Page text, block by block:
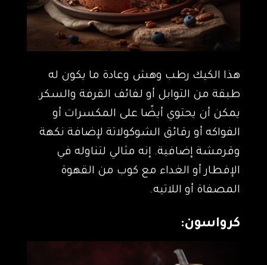
هذا الكيك رطب وهش وعادة ما يكون له
طبقة من التوابل أو لفائف القرفة والسكر.
يمكن أن يحتوي أيضًا على المكسرات أو
الفواكه أو رقائق الشوكولاتة لإضافة نكهة
وقرمشة إضافية. إنه مثالي لتناوله في
الإفطار أو الغداء مع كوب من القهوة
المصفاة أو اللاتيه.
كرواسون: